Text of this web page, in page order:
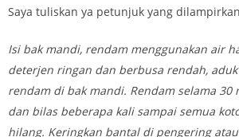
Saya tuliskan ya petunjuk yang dilampirkan
Isi bak mandi, rendam menggunakan air
deterjen ringan dan berbusa rendah,
rendam di bak mandi. Rendam selama 30
dan bilas beberapa kali sampai semua
hilang. Keringkan bantal di pengering